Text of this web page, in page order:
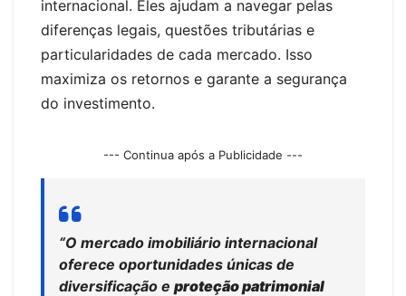
internacional. Eles ajudam a navegar pelas
diferenças legais, questões tributárias e
particularidades de cada mercado. Isso
maximiza os retornos e garante a segurança
do investimento.
--- Continua após a Publicidade ---
“O mercado imobiliário internacional
oferece oportunidades únicas de
diversificação e proteção patrimonial